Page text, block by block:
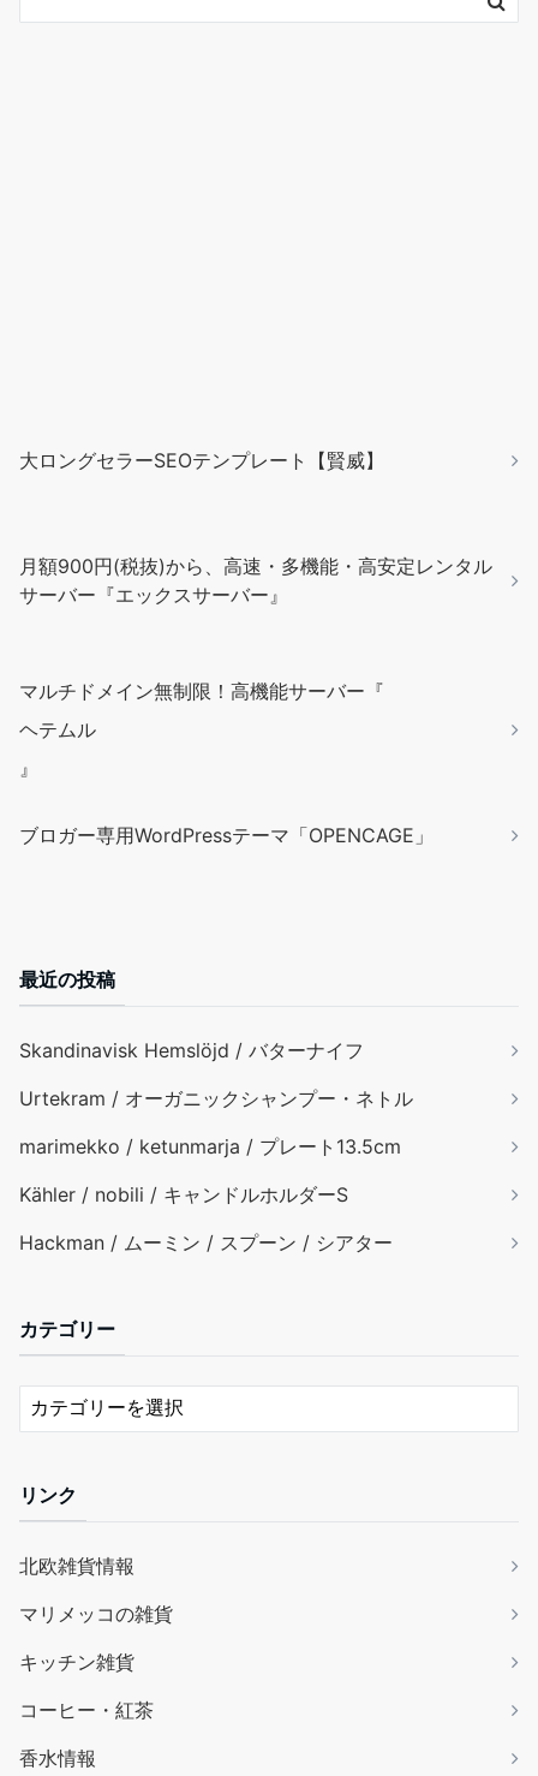
大ロングセラーSEOテンプレート【賢威】
月額900円(税抜)から、高速・多機能・高安定レンタル
サーバー『エックスサーバー』
マルチドメイン無制限！高機能サーバー『
ヘテムル
』
ブロガー専用WordPressテーマ「OPENCAGE」
最近の投稿
Skandinavisk Hemslöjd / バターナイフ
Urtekram / オーガニックシャンプー・ネトル
marimekko / ketunmarja / プレート13.5cm
Kähler / nobili / キャンドルホルダーS
Hackman / ムーミン / スプーン / シアター
カテゴリー
リンク
北欧雑貨情報
マリメッコの雑貨
キッチン雑貨
コーヒー・紅茶
香水情報